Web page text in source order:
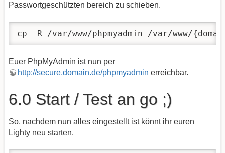
Passwortgeschützten bereich zu schieben.
cp -R /var/www/phpmyadmin /var/www/
Euer PhpMyAdmin ist nun per
http://secure.domain.de/phpmyadmin erreichbar.
6.0 Start / Test an go ;)
So, nachdem nun alles eingestellt ist könnt ihr euren
Lighty neu starten.